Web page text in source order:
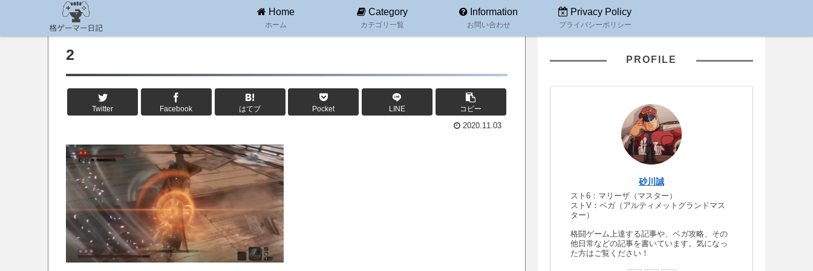
Home
ホーム
Category
カテゴリ一覧
Information
お問い合わせ
Privacy Policy
プライバシーポリシー
2
Twitter Facebook はてブ Pocket LINE コピー
2020.11.03
PROFILE
砂川誠
スト6：マリーザ（マスター）
ストV：ベガ（アルティメットグランドマス
ター）
格闘ゲーム上達する記事や、ベガ攻略、その
他日常などの記事を書いています。気になっ
た方はご覧ください！